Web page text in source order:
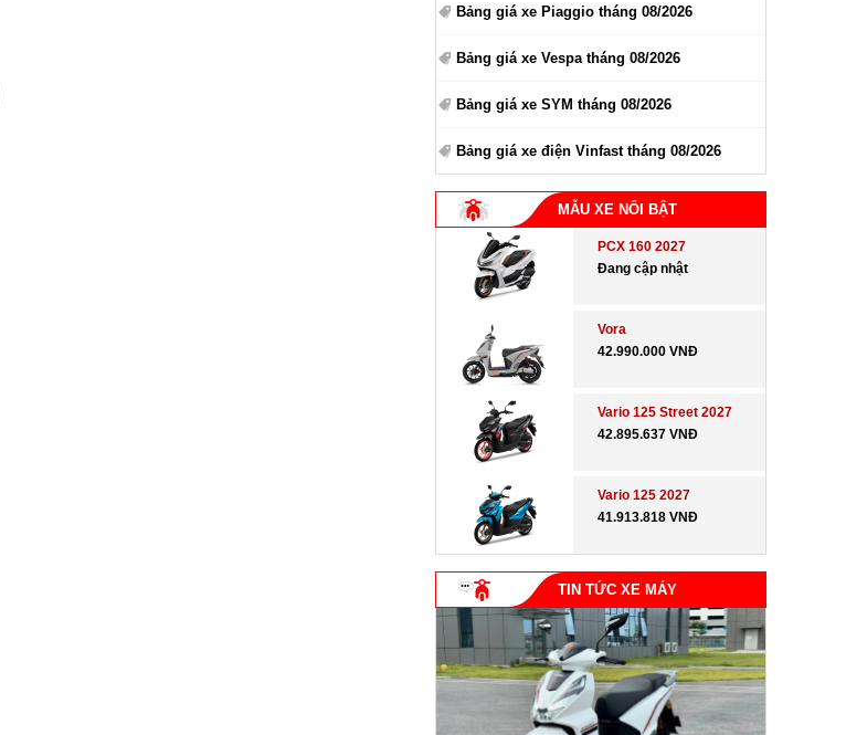
Bảng giá xe Piaggio tháng 08/2026
Bảng giá xe Vespa tháng 08/2026
Bảng giá xe SYM tháng 08/2026
Bảng giá xe điện Vinfast tháng 08/2026
MẪU XE NỔI BẬT
PCX 160 2027
Đang cập nhật
Vora
42.990.000 VNĐ
Vario 125 Street 2027
42.895.637 VNĐ
Vario 125 2027
41.913.818 VNĐ
TIN TỨC XE MÁY